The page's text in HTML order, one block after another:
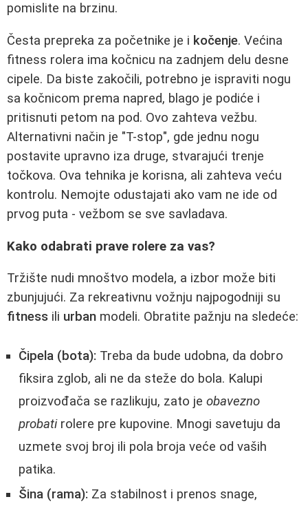
pomislite na brzinu.
Česta prepreka za početnike je i kočenje. Većina
fitness rolera ima kočnicu na zadnjem delu desne
cipele. Da biste zakočili, potrebno je ispraviti nogu
sa kočnicom prema napred, blago je podiće i
pritisnuti petom na pod. Ovo zahteva vežbu.
Alternativni način je "T-stop", gde jednu nogu
postavite upravno iza druge, stvarajući trenje
točkova. Ova tehnika je korisna, ali zahteva veću
kontrolu. Nemojte odustajati ako vam ne ide od
prvog puta - vežbom se sve savladava.
Kako odabrati prave rolere za vas?
Tržište nudi mnoštvo modela, a izbor može biti
zbunjujući. Za rekreativnu vožnju najpogodniji su
fitness ili urban modeli. Obratite pažnju na sledeće:
Čipela (bota): Treba da bude udobna, da dobro
fiksira zglob, ali ne da steže do bola. Kalupi
proizvođača se razlikuju, zato je obavezno
probatirolere pre kupovine. Mnogi savetuju da
uzmete svoj broj ili pola broja veće od vaših
patika.
Šina (rama): Za stabilnost i prenos snage,